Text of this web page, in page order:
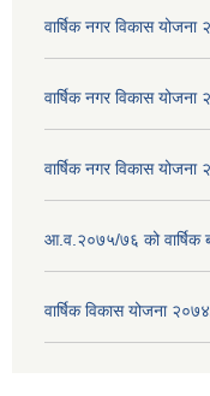
वार्षिक नगर विकास योजना
वार्षिक नगर विकास योजना
वार्षिक नगर विकास
आ.व.२०७५/७६ को वार्षिक
वार्षिक विकास योजना